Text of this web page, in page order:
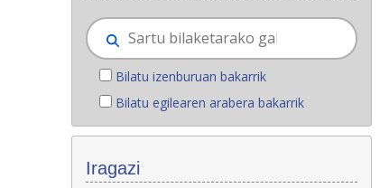
Bilatu izenburuan bakarrik
Bilatu egilearen arabera bakarrik
Iragazi